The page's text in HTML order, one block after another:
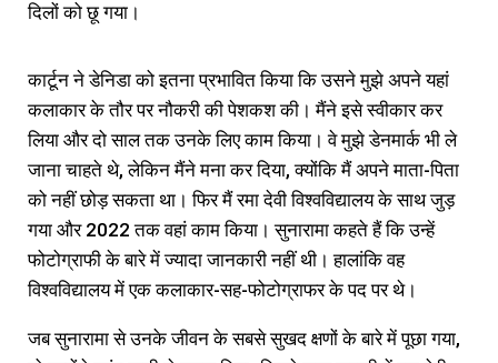
दिलों को छू गया।
कार्टून ने डेनिडा को इतना प्रभावित किया कि उसने मुझे अपने यहां
कलाकार के तौर पर नौकरी की पेशकश की। मैंने इसे स्वीकार कर
लिया और दो साल तक उनके लिए काम किया। वे मुझे डेनमार्क भी ले
जाना चाहते थे, लेकिन मैंने मना कर दिया, क्योंकि मैं अपने माता-पिता
को नहीं छोड़ सकता था। फिर मैं रमा देवी विश्वविद्यालय के साथ जुड़
गया और 2022 तक वहां काम किया। सुनारामा कहते हैं कि उन्हें
फोटोग्राफी के बारे में ज्यादा जानकारी नहीं थी। हालांकि वह
विश्वविद्यालय में एक कलाकार-सह-फोटोग्राफर के पद पर थे।
जब सुनारामा से उनके जीवन के सबसे सुखद क्षणों के बारे में पूछा गया,